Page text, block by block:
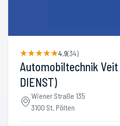
4.9(34)
Automobiltechnik Veit
DIENST)
Wiener Straße 135
3100 St. Pölten